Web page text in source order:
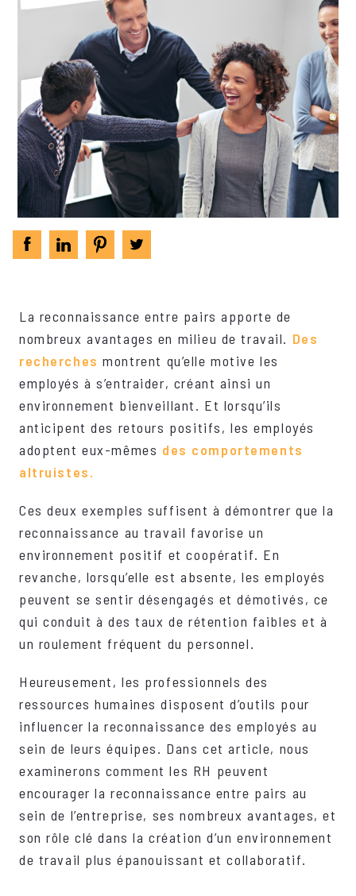
La reconnaissance entre pairs apporte de
nombreux avantages en milieu de travail. Des
recherches montrent qu’elle motive les
employés à s’entraider, créant ainsi un
environnement bienveillant. Et lorsqu’ils
anticipent des retours positifs, les employés
adoptent eux-mêmes des comportements
altruistes.
Ces deux exemples suffisent à démontrer que la
reconnaissance au travail favorise un
environnement positif et coopératif. En
revanche, lorsqu’elle est absente, les employés
peuvent se sentir désengagés et démotivés, ce
qui conduit à des taux de rétention faibles et à
un roulement fréquent du personnel.
Heureusement, les professionnels des
ressources humaines disposent d’outils pour
influencer la reconnaissance des employés au
sein de leurs équipes. Dans cet article, nous
examinerons comment les RH peuvent
encourager la reconnaissance entre pairs au
sein de l’entreprise, ses nombreux avantages, et
son rôle clé dans la création d’un environnement
de travail plus épanouissant et collaboratif.